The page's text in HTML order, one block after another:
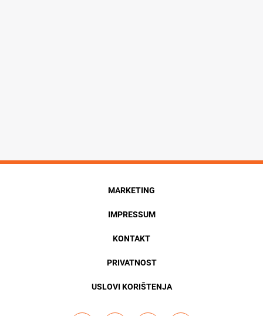
MARKETING
IMPRESSUM
KONTAKT
PRIVATNOST
USLOVI KORIŠTENJA